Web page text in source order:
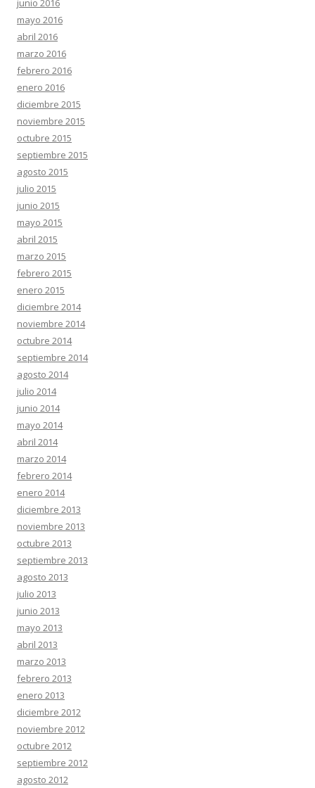
junio 2016
mayo 2016
abril 2016
marzo 2016
febrero 2016
enero 2016
diciembre 2015
noviembre 2015
octubre 2015
septiembre 2015
agosto 2015
julio 2015
junio 2015
mayo 2015
abril 2015
marzo 2015
febrero 2015
enero 2015
diciembre 2014
noviembre 2014
octubre 2014
septiembre 2014
agosto 2014
julio 2014
junio 2014
mayo 2014
abril 2014
marzo 2014
febrero 2014
enero 2014
diciembre 2013
noviembre 2013
octubre 2013
septiembre 2013
agosto 2013
julio 2013
junio 2013
mayo 2013
abril 2013
marzo 2013
febrero 2013
enero 2013
diciembre 2012
noviembre 2012
octubre 2012
septiembre 2012
agosto 2012